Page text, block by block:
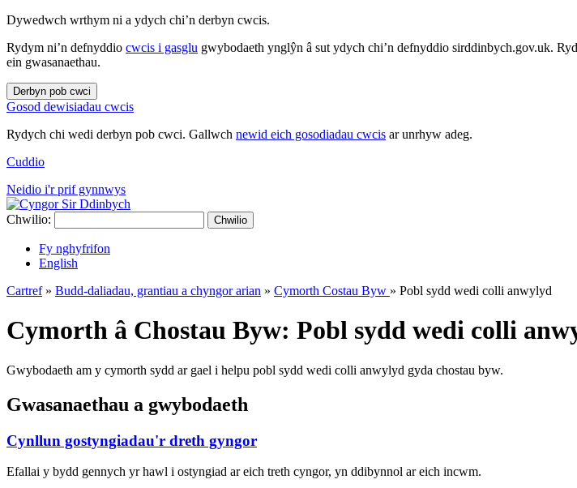
Dywedwch wrthym ni a ydych chi’n derbyn cwcis.
Rydym ni’n defnyddio cwcis i gasglu gwybodaeth ynglŷn â sut ydych chi’n defnyddio sirddinbych.gov.uk.
ein gwasanaethau.
Derbyn pob cwci
Gosod dewisiadau cwcis
Rydych chi wedi derbyn pob cwci. Gallwch newid eich gosodiadau cwcis ar unrhyw adeg.
Cuddio
Neidio i'r prif gynnwys
Chwilio: Chwilio
Fy nghyfrifon
English
Cartref» Budd-daliadau, grantiau a chyngor arian » Cymorth Costau Byw » Pobl sydd wedi colli anwylyd
Cymorth â Chostau Byw: Pobl sydd wedi colli
Gwybodaeth am y cymorth sydd ar gael i helpu pobl sydd wedi colli anwylyd gyda chostau byw.
Gwasanaethau a gwybodaeth
Cynllun gostyngiadau'r dreth gyngor
Efallai y bydd gennych yr hawl i ostyngiad ar eich treth cyngor, yn ddibynnol ar eich incwm.